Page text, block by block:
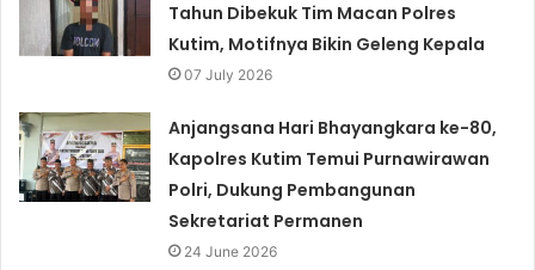
Tahun Dibekuk Tim Macan Polres
Kutim, Motifnya Bikin Geleng Kepala
07 July 2026
Anjangsana Hari Bhayangkara ke-80,
Kapolres Kutim Temui Purnawirawan
Polri, Dukung Pembangunan
Sekretariat Permanen
24 June 2026